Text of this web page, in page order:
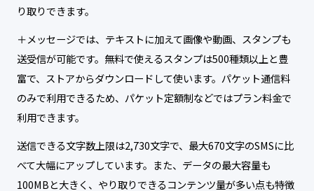
り取りできます。
＋メッセージでは、テキストに加えて画像や動画、スタンプも
送受信が可能です。無料で使えるスタンプは500種類以上と豊
富で、ストアからダウンロードして使います。パケット通信料
のみで利用できるため、パケット定額制などではプラン料金で
利用できます。
送信できる文字数上限は2,730文字で、最大670文字のSMSに比
べて大幅にアップしています。また、データの最大容量も
100MBと大きく、やり取りできるコンテンツ量が多い点も特徴